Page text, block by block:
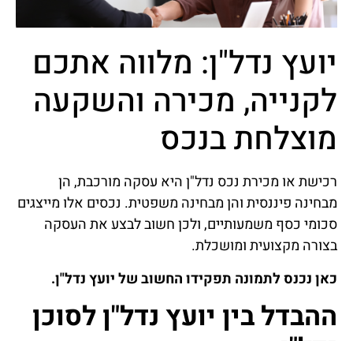
יועץ נדל"ן: מלווה אתכם
לקנייה, מכירה והשקעה
מוצלחת בנכס
רכישת או מכירת נכס נדל"ן היא עסקה מורכבת, הן
מבחינה פיננסית והן מבחינה משפטית. נכסים אלו מייצגים
סכומי כסף משמעותיים, ולכן חשוב לבצע את העסקה
בצורה מקצועית ומושכלת.
כאן נכנס לתמונה תפקידו החשוב של יועץ נדל"ן.
ההבדל בין יועץ נדל"ן לסוכן